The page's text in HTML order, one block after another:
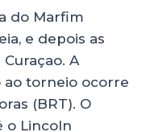
do Marfim
e depois as
Curaçao. A
torneio ocorre
(BRT). O
o Lincoln